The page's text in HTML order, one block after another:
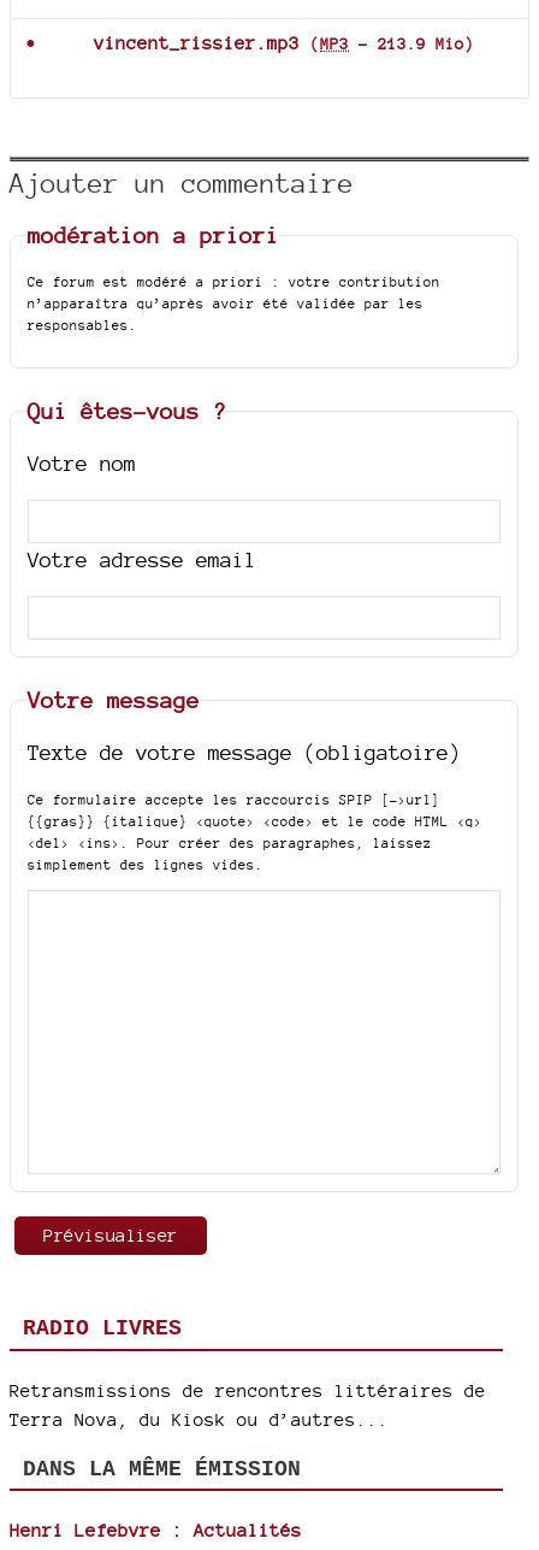
vincent_rissier.mp3 (MP3 - 213.9 Mio)
Ajouter un commentaire
modération a priori
Ce forum est modéré a priori : votre contribution
n’apparaîtra qu’après avoir été validée par les
responsables.
Qui êtes-vous ?
Votre nom
Votre adresse email
Votre message
Texte de votre message (obligatoire)
Ce formulaire accepte les raccourcis SPIP
[->url]
{{gras}} {italique} <quote> <code>
et le code HTML <q>
<del> <ins>
. Pour créer des paragraphes, laissez
simplement des lignes vides.
RADIO LIVRES
Retransmissions de rencontres littéraires de
Terra Nova, du Kiosk ou d’autres...
DANS LA MÊME ÉMISSION
Henri Lefebvre : Actualités